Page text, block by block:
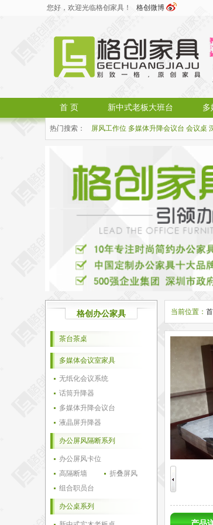
您好，欢迎光临格创家具！ 格创微博
首 页 新中式老板大班台 多
热门搜索： 屏风工作位 多媒体升降会议台 会议桌
格创办公家具
茶台茶桌
多媒体会议室家具
无纸化会议系统
话筒升降器
多媒体升降会议台
液晶屏升降器
办公屏风隔断系列
办公屏风卡位
高隔断墙
折叠屏风
组合职员台
办公桌系列
当前位置：